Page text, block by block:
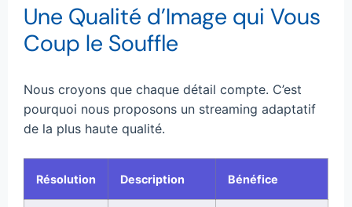
Une Qualité d’Image qui Vous
Coup le Souffle
Nous croyons que chaque détail compte. C’est
pourquoi nous proposons un streaming adaptatif
de la plus haute qualité.
Résolution Description Bénéfice